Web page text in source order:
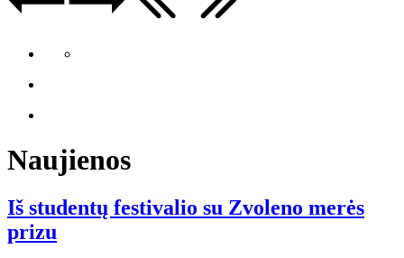
Naujienos
Iš studentų festivalio su Zvoleno merės
prizu